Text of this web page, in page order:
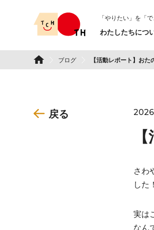
「やりたい」を「
わたしたちにつ
TSURUMI こどもホスピス
ブログ 【活動レポート】お
戻る
さわ
した！
実は
なん